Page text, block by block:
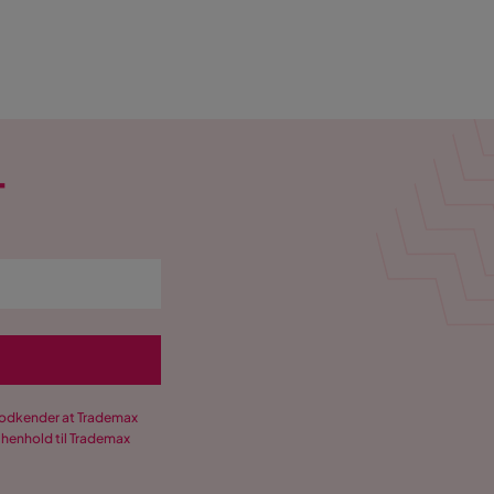
at Trademax
til Trademax